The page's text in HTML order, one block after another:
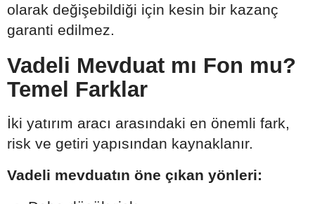
olarak değişebildiği için kesin bir kazanç
garanti edilmez.
Vadeli Mevduat mı Fon mu?
Temel Farklar
İki yatırım aracı arasındaki en önemli fark,
risk ve getiri yapısından kaynaklanır.
Vadeli mevduatın öne çıkan yönleri: